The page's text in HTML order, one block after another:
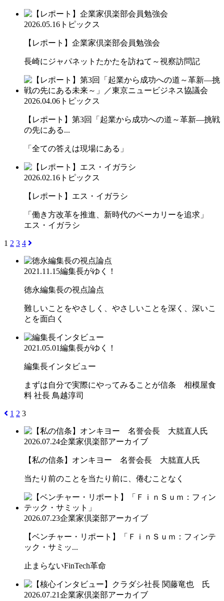
2026.05.16 トピックス
【レポート】企業家倶楽部会員勉強会
長崎にジャパネットたかたを訪ねて～視察訪問記
2026.04.06 トピックス
【レポート】第3回「起業から成功への道～革新―挑戦
の先にある...
「全ての答えは現場にある」
2026.02.16 トピックス
【レポート】エス・イガラシ
「働き方改革を推進、新時代のベーカリーを追求」
エス・イガラシ
1 2 3 4
2021.11.15編集長がゆく！
徳永編集長の視点論点
難しいことをやさしく、やさしいことを深く、深いこ
とを面白く
2021.05.01編集長がゆく！
編集長インタビュー
まずは自分で実際にやってみることが信条 相模屋食
料 社長 鳥越淳司
1 2 3
2026.07.24企業家倶楽部アーカイブ
【私の信条】オンキヨー 名誉会長 大朏直人氏
当たり前のことを当たり前に、倦むことなく
2026.07.23企業家倶楽部アーカイブ
【ベンチャー・リポート】「ＦｉｎＳｕｍ：フィンテ
ック・サミッ...
止まらないFinTech革命
2026.07.21企業家倶楽部アーカイブ